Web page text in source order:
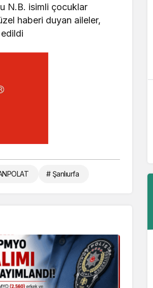
N.B. isimli çocuklar
haberi duyan aileler,
# Şanlıurfa